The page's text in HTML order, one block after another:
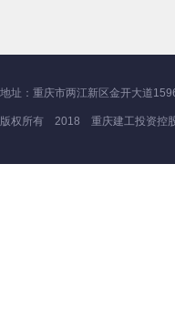
地址：重庆市两江新区金开大道
版权所有 2018 重庆建工投资控